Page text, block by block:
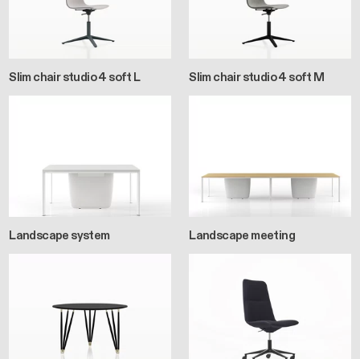
Slim chair studio 4 soft L Slim chair studio 4 soft M
Landscape system Landscape meeting